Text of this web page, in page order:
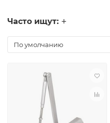
Часто ищут: